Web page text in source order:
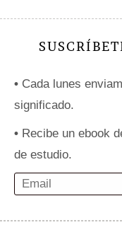
• Cada lunes
significado.
• Recibe un ebook
de estudio.